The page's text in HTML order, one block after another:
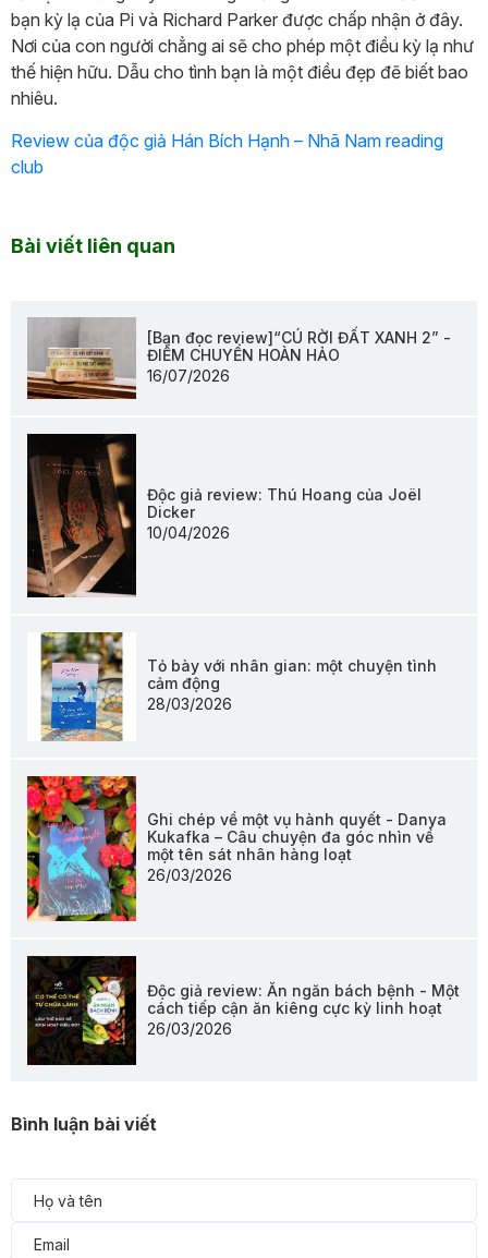
bạn kỳ lạ của Pi và Richard Parker được chấp nhận ở đây.
Nơi của con người chẳng ai sẽ cho phép một điều kỳ lạ như
thế hiện hữu. Dẫu cho tình bạn là một điều đẹp đẽ biết bao
nhiêu.
Review của độc giả Hán Bích Hạnh – Nhã Nam reading
club
Bài viết liên quan
[Bạn đọc review]“CÚ RỜI ĐẤT XANH 2” -
ĐIỂM CHUYỂN HOÀN HẢO
16/07/2026
Độc giả review: Thú Hoang của Joël
Dicker
10/04/2026
Tỏ bày với nhân gian: một chuyện tình
cảm động
28/03/2026
Ghi chép về một vụ hành quyết - Danya
Kukafka – Câu chuyện đa góc nhìn về
một tên sát nhân hàng loạt
26/03/2026
Độc giả review: Ăn ngăn bách bệnh - Một
cách tiếp cận ăn kiêng cực kỳ linh hoạt
26/03/2026
Bình luận bài viết